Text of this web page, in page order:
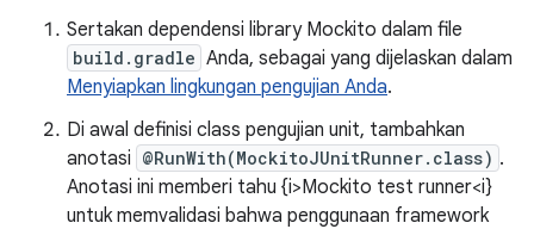
Sertakan dependensi library Mockito dalam file
build.gradle Anda, sebagai yang dijelaskan dalam
Menyiapkan lingkungan pengujian Anda.
Di awal definisi class pengujian unit, tambahkan
anotasi @RunWith(MockitoJUnitRunner.class) .
Anotasi ini memberi tahu {i>Mockito test runner<i}
untuk memvalidasi bahwa penggunaan framework